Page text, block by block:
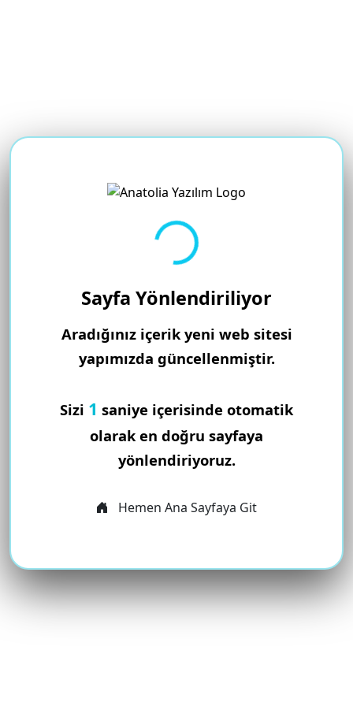
Yükleniyor...
Sayfa Yönlendiriliyor
Aradığınız içerik yeni web sitesi
yapımızda güncellenmiştir.
Sizi 1 saniye içerisinde otomatik
olarak en doğru sayfaya
yönlendiriyoruz.
Hemen Ana Sayfaya Git